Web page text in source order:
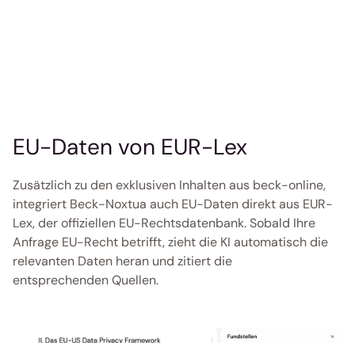
EU-Daten von EUR-Lex
Zusätzlich zu den exklusiven Inhalten aus beck-online,
integriert Beck-Noxtua auch EU-Daten direkt aus EUR-
Lex, der offiziellen EU-Rechtsdatenbank. Sobald Ihre
Anfrage EU-Recht betrifft, zieht die KI automatisch die
relevanten Daten heran und zitiert die
entsprechenden Quellen.